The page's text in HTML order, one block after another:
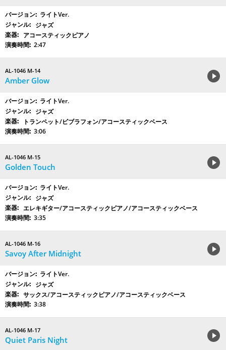
ライトVer.
ジャズ
アコースティックピアノ
2:47
AL-1046 M-14
Amber Glow
ライトVer.
ジャズ
トランペット/ビブラフォン/アコースティックベース
3:06
AL-1046 M-15
Golden Touch
ライトVer.
ジャズ
エレキギター/アコースティックピアノ/アコースティックベース
3:35
AL-1046 M-16
Savoy After Midnight
ライトVer.
ジャズ
サックス/アコースティックピアノ/アコースティックベース
3:38
AL-1046 M-17
Quiet Paris Night